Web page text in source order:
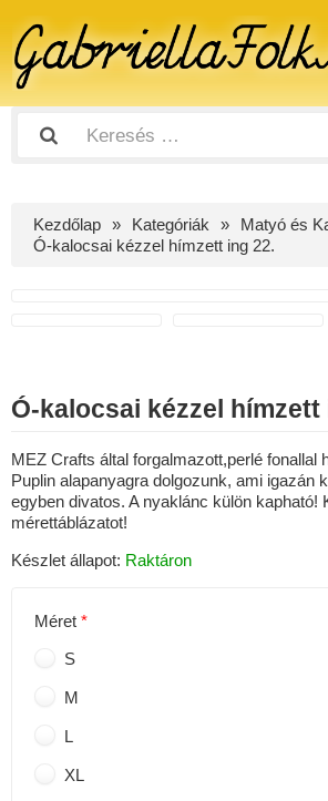
Kezdőlap Kategóriák
Matyó és
Ó-kalocsai kézzel hímzett ing 22.
Ó-kalocsai kézzel hímzett
MEZ Crafts által forgalmazott,perlé fonallal
Puplin alapanyagra dolgozunk, ami igazán
egyben divatos. A nyaklánc külön kapható!
mérettáblázatot!
Készlet állapot: Raktáron
Méret
S
M
L
XL